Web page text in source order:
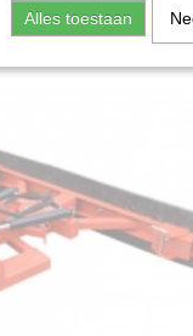
Alles toestaan